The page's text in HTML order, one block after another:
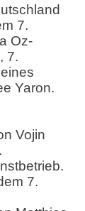
7.
Oz-
7.
Yaron.
Vojin
7.